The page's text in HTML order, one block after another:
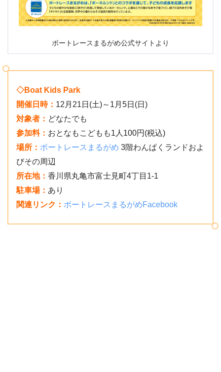
ボートレースまるがめ公式サイトより
◇Boat Kids Park
開催日時： 12月21日(土)～1月5日(日)
対象者： どなたでも
参加料： おとなもこどもも1人100円(税込)
場所： ボートレースまるがめ 3階わんぱくランドおよ
びその周辺
所在地： 香川県丸亀市富士見町4丁目1-1
駐車場： あり
関連リンク： ボートレースまるがめFacebook